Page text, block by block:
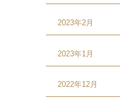
2023年2月
2023年1月
2022年12月